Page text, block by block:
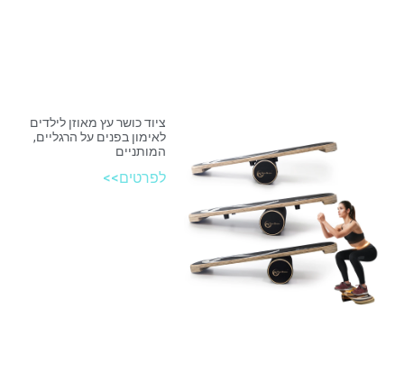
ציוד כושר עץ מאוזן לילדים
לאימון בפנים על הרגליים,
המותניים
לפרטים>>